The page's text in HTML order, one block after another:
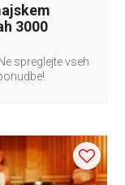
3000
spreglejte vseh